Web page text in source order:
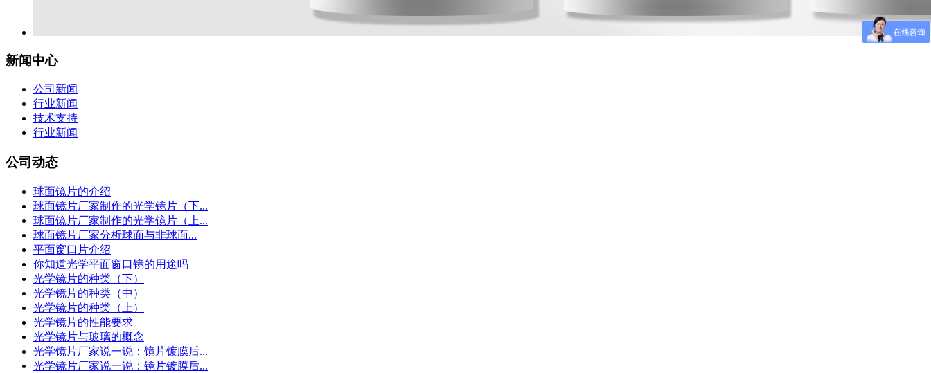
新闻中心
公司新闻
行业新闻
技术支持
行业新闻
公司动态
球面镜片的介绍
球面镜片厂家制作的光学镜片（下...
球面镜片厂家制作的光学镜片（上...
球面镜片厂家分析球面与非球面...
平面窗口片介绍
你知道光学平面窗口镜的用途吗
光学镜片的种类（下）
光学镜片的种类（中）
光学镜片的种类（上）
光学镜片的性能要求
光学镜片与玻璃的概念
光学镜片厂家说一说：镜片镀膜后...
光学镜片厂家说一说：镜片镀膜后...